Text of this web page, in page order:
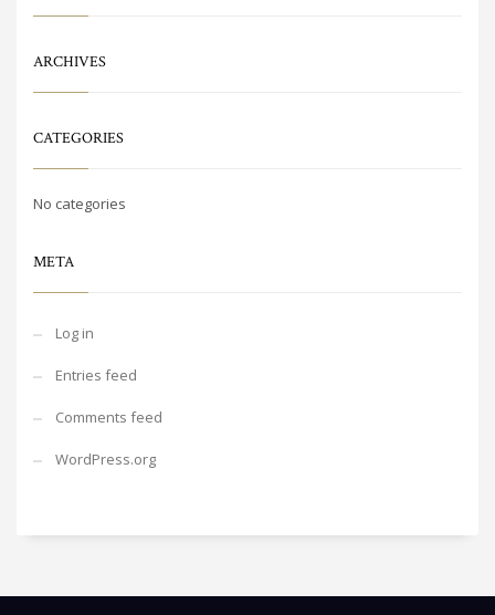
ARCHIVES
CATEGORIES
No categories
META
Log in
Entries feed
Comments feed
WordPress.org